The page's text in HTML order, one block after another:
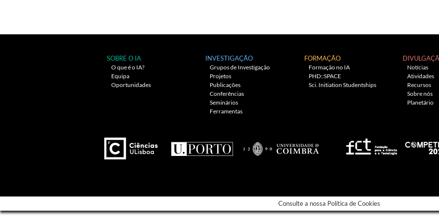
SOBRE O IA
O que é o IA?
Equipa
Oportunidades
INVESTIGAÇÃO
Grupos de Investigação
Projetos
Publicações
Conferências
Seminários
Ferramentas
FORMAÇÃO
Formação no IA
PHD::SPACE
Sci. Initiation Studentships
Notícias
Atividades
Recursos
Sobre nós
Planetário
Consulte a nossa Política de Cookies